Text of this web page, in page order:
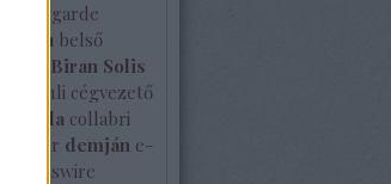
Avantgarde
belső
Biran Solis
buli cégvezető
cola collabri
demján e-
Presswire